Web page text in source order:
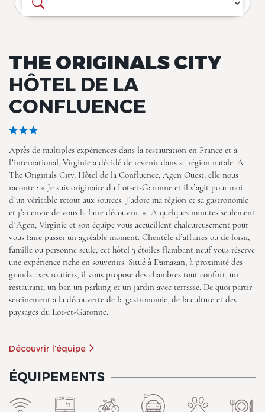
THE ORIGINALS CITY
HÔTEL DE LA
CONFLUENCE
Après de multiples expériences dans la restauration en France et à
l’international, Virginie a décidé de revenir dans sa région natale. A
The Originals City, Hôtel de la Confluence, Agen Ouest, elle nous
raconte : « Je suis originaire du Lot-et-Garonne et il s’agit pour moi
d’un véritable retour aux sources. J’adore ma région et sa gastronomie
et j’ai envie de vous la faire découvrir. » A quelques minutes seulement
d’Agen, Virginie et son équipe vous accueillent chaleureusement pour
vous faire passer un agréable moment. Clientèle d’affaires ou de loisir,
famille ou personne seule, cet hôtel 3 étoiles flambant neuf vous réserve
une expérience riche en souvenirs. Situé à Damazan, à proximité des
grands axes routiers, il vous propose des chambres tout confort, un
restaurant, un bar, un parking et un jardin avec terrasse. De quoi partir
sereinement à la découverte de la gastronomie, de la culture et des
paysages du Lot-et-Garonne.
Découvrir l'équipe
ÉQUIPEMENTS